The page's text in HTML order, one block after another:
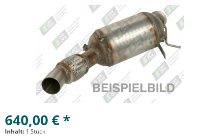
640,00 € *
Inhalt: 1 Stück